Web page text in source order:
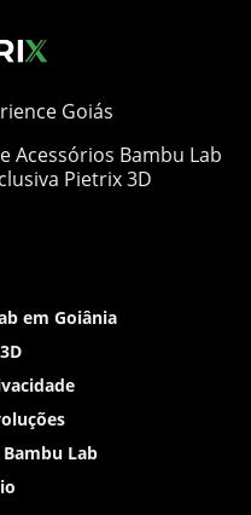
Goiás
Acessórios Bambu Lab
Pietrix 3D
em Goiânia
Lab